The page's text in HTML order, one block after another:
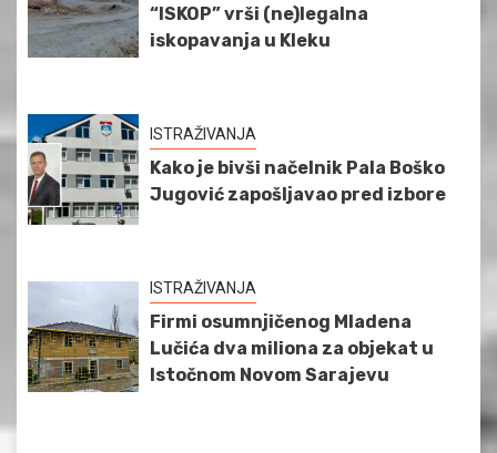
“ISKOP” vrši (ne)legalna
iskopavanja u Kleku
ISTRAŽIVANJA
Kako je bivši načelnik Pala Boško
Jugović zapošljavao pred izbore
ISTRAŽIVANJA
Firmi osumnjičenog Mladena
Lučića dva miliona za objekat u
Istočnom Novom Sarajevu